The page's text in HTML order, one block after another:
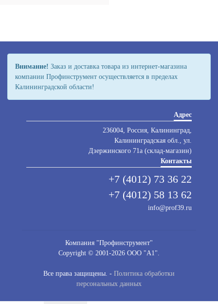
Внимание! Заказ и доставка товара из интернет-магазина
компании Профинструмент осуществляется в пределах
Калининградской области!
Адрес
236004, Россия, Калининград,
Калининградская обл., ул.
Дзержинского 71а (склад-магазин)
Контакты
+7 (4012) 73 36 22
+7 (4012) 58 13 62
info@prof39.ru
Компания "Профинструмент"
Copyright © 2001-2026 ООО "А1".
Все права защищены. - Политика обработки
персональных данных